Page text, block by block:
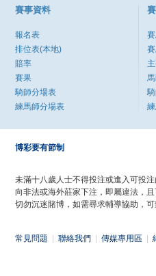
賽事資料
報名表
排位表(本地)
賠率
賽果
騎師分場表
練馬師分場表
博彩要有節制
未滿十八歲人士不得投注或進入可投注
向非法或海外莊家下注，即屬違法，且
切勿沉迷賭博，如需尋求輔導協助，
常見問題 聯絡我們 傳媒專用區